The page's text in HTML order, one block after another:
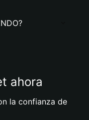
ahora
la confianza de